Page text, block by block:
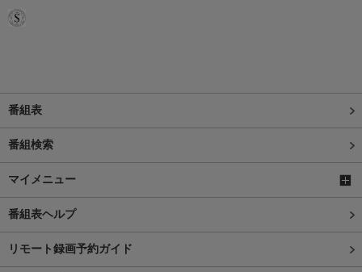
番組表
番組検索
マイメニュー
番組表ヘルプ
リモート録画予約ガイド